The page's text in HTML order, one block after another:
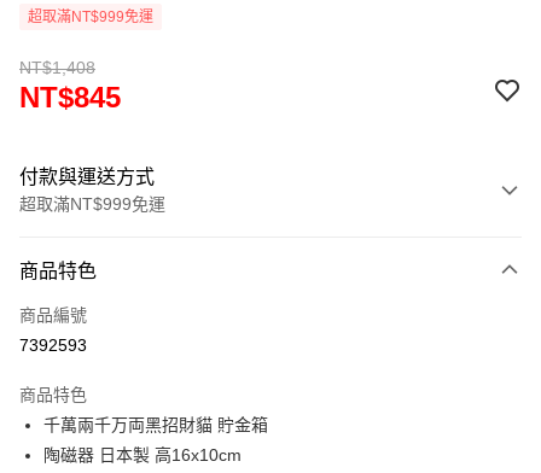
超取滿NT$999免運
NT$1,408
NT$845
付款與運送方式
超取滿NT$999免運
信用卡一次付款
信用卡分期付款
合作金庫商業銀行
華南商業銀行
上海商業儲蓄銀行
超商取貨付款
LINE Pay
商品特色
商品編號
7392593
商品特色
千萬兩千万両黑招財貓 貯金箱
陶磁器 日本製 高16x10cm